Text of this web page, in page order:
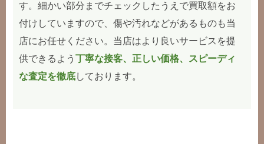
す。細かい部分までチェックしたうえで買取額をお
付けしていますので、傷や汚れなどがあるものも当
店にお任せください。当店はより良いサービスを提
供できるよう丁寧な接客、正しい価格、スピーディ
な査定を徹底しております。